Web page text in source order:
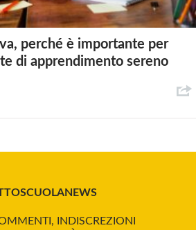
perché è importante per
di apprendimento sereno
INDISCREZIONI